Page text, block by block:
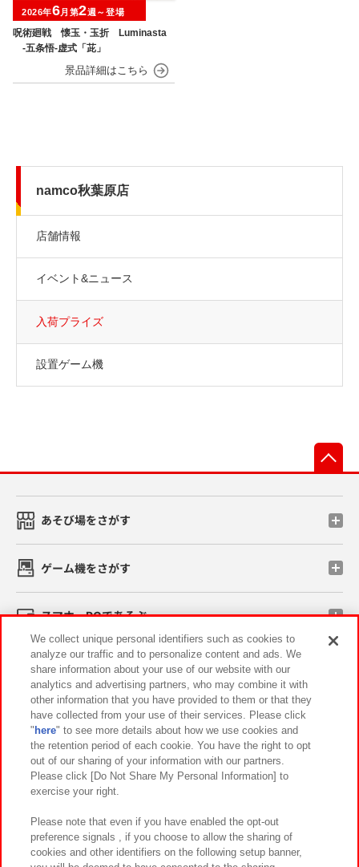
呪術廻戦 懐玉・玉折 Luminasta
‐五条悟‐虚式「茈」
2026年6月第2週～登場
namco秋葉原店
店舗情報
イベント&ニュース
入荷プライズ
設置ゲーム機
あそび場をさがす
ゲーム機をさがす
スマホ・PCであそぶ
イベント・キャンペーン
関連会社 サステナビリティ サイトポリシー
プライバシーポリシー ウェブアクセシビリティ方針と検証結果
お取引先さまとともに
カスタマーハラスメント対応方針 よくあるご質問・お問い合わせ
We collect unique personal identifiers such as cookies to
analyze our traffic and to personalize content and ads. We
share information about your use of our website with our
analytics and advertising partners, who may combine it with
other information that you have provided to them or that they
have collected from your use of their services. Please click
" here" to see more details about how we use cookies and
the retention period of each cookie. You have the right to opt
out of our sharing of your information with our partners.
Please click [Do Not Share My Personal Information] to
exercise your right.
Please note that even if you have enabled the opt-out
preference signals , if you choose to allow the sharing of
cookies and other identifiers on the following setup banner,